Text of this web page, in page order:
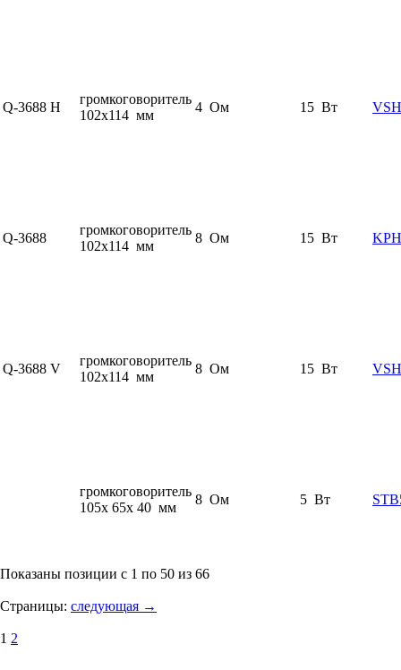
Q-3688 H
громкоговоритель
102x114 мм
4 Ом 15 Вт
Q-3688
громкоговоритель
102x114 мм
8 Ом 15 Вт
Q-3688 V
громкоговоритель
102x114 мм
8 Ом 15 Вт
громкоговоритель
105x 65x 40 мм
8 Ом 5 Вт
Показаны позиции с 1 по 50 из 66
Страницы: следующая →
1 2